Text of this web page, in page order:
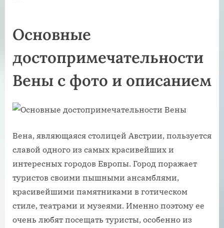
Основные
достопримечательности
Вены с фото и описанием
Вена, являющаяся столицей Австрии, пользуется
славой одного из самых красивейших и
интересных городов Европы. Город поражает
туристов своими пышными ансамблями,
красивейшими памятниками в готическом
стиле, театрами и музеями. Именно поэтому ее
очень любят посещать туристы, особенно из